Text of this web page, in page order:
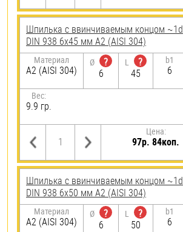
Шпилька c ввинчиваемым концом ~1d
DIN 938 6х45 мм А2 (AISI 304)
Материал
А2 (AISI 304)
Ø
?
6
L
?
45
b1
6
Вес:
9.9 гр.
Цена:
97р. 84коп.
Шпилька c ввинчиваемым концом ~1d
DIN 938 6х50 мм А2 (AISI 304)
Материал
А2 (AISI 304)
Ø
?
6
L
?
50
b1
6